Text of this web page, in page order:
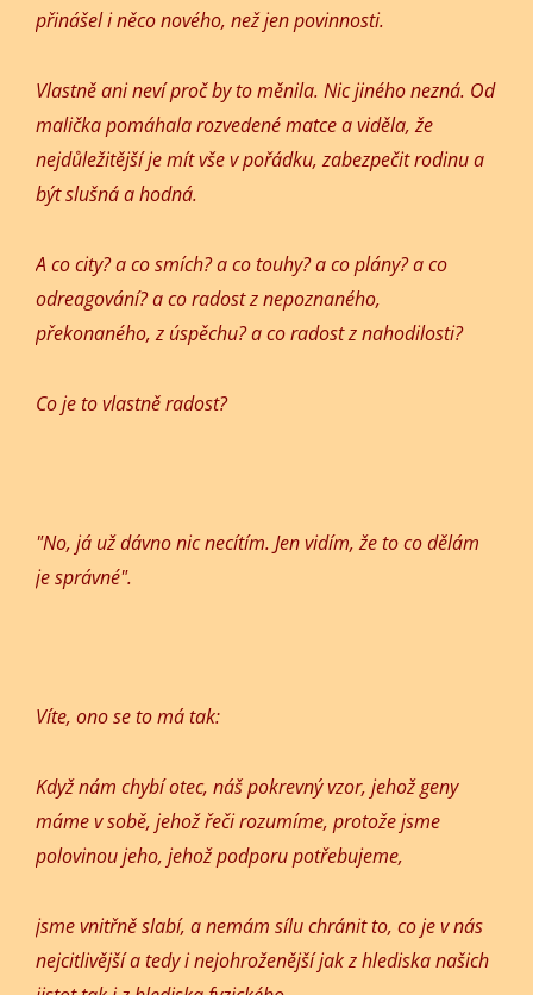
přinášel i něco nového, než jen povinnosti.
Vlastně ani neví proč by to měnila. Nic jiného nezná. Od
malička pomáhala rozvedené matce a viděla, že
nejdůležitější je mít vše v pořádku, zabezpečit rodinu a
být slušná a hodná.
A co city? a co smích? a co touhy? a co plány? a co
odreagování? a co radost z nepoznaného,
překonaného, z úspěchu? a co radost z nahodilosti?
Co je to vlastně radost?
"No, já už dávno nic necítím. Jen vidím, že to co dělám
je správné".
Víte, ono se to má tak:
Když nám chybí otec, náš pokrevný vzor, jehož geny
máme v sobě, jehož řeči rozumíme, protože jsme
polovinou jeho, jehož podporu potřebujeme,
jsme vnitřně slabí, a nemám sílu chránit to, co je v nás
nejcitlivější a tedy i nejohroženější jak z hlediska našich